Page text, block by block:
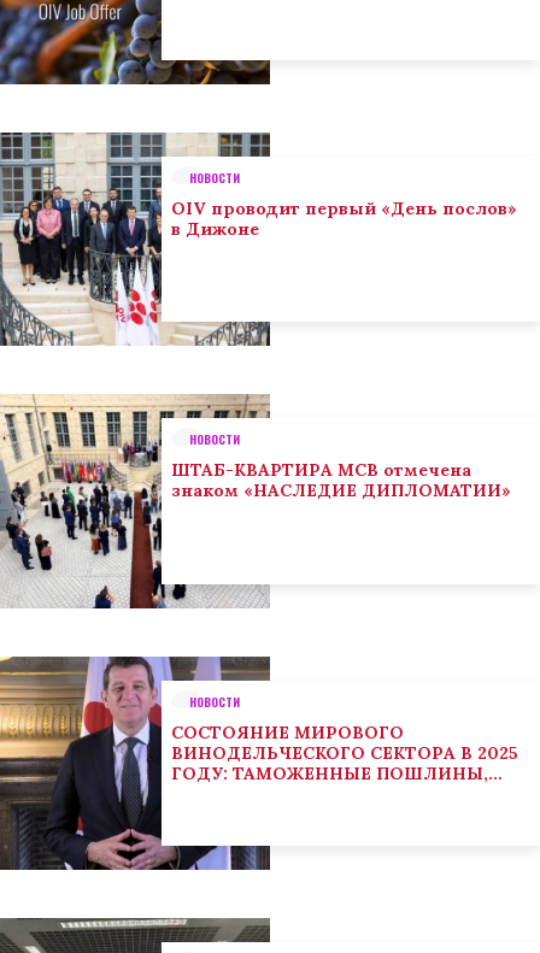
НОВОСТИ
OIV проводит первый «День послов»
в Дижоне
НОВОСТИ
ШТАБ-КВАРТИРА МСВ отмечена
знаком «НАСЛЕДИЕ ДИПЛОМАТИИ»
НОВОСТИ
СОСТОЯНИЕ МИРОВОГО
ВИНОДЕЛЬЧЕСКОГО СЕКТОРА В 2025
ГОДУ: ТАМОЖЕННЫЕ ПОШЛИНЫ,